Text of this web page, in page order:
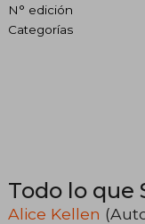
N° edición
Categorías
Todo lo que
Alice Kellen